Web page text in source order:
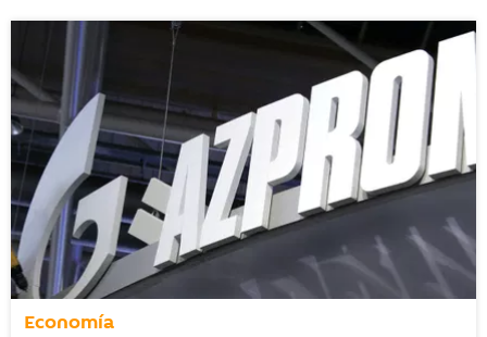
Economía